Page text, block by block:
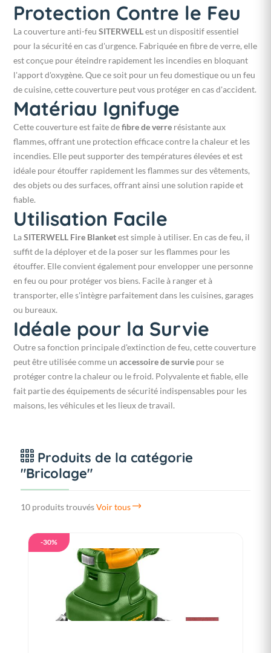
Protection Contre le Feu
La couverture anti-feu SITERWELLest un dispositif essentiel
pour la sécurité en cas d'urgence. Fabriquée en fibre de verre, elle
est conçue pour éteindre rapidement les incendies en bloquant
l'apport d'oxygène. Que ce soit pour un feu domestique ou un feu
de cuisine, cette couverture peut vous protéger en cas d'accident.
Matériau Ignifuge
Cette couverture est faite defibre de verre résistante aux
flammes, offrant une protection efficace contre la chaleur et les
incendies. Elle peut supporter des températures élevées et est
idéale pour étouffer rapidement les flammes sur des vêtements,
des objets ou des surfaces, offrant ainsi une solution rapide et
fiable.
Utilisation Facile
LaSITERWELL Fire Blanketest simple à utiliser. En cas de feu, il
suffit de la déployer et de la poser sur les flammes pour les
étouffer. Elle convient également pour envelopper une personne
en feu ou pour protéger vos biens. Facile à ranger et à
transporter, elle s'intègre parfaitement dans les cuisines, garages
ou bureaux.
Idéale pour la Survie
Outre sa fonction principale d'extinction de feu, cette couverture
peut être utilisée comme un accessoire de survie pour se
protéger contre la chaleur ou le froid. Polyvalente et fiable, elle
fait partie des équipements de sécurité indispensables pour les
maisons, les véhicules et les lieux de travail.
Produits de la catégorie
"Bricolage"
10 produits trouvésVoir tous
-30%